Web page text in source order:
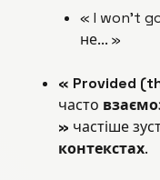
« I won't
не... »
« Provided
часто
» частіше
контекстах.